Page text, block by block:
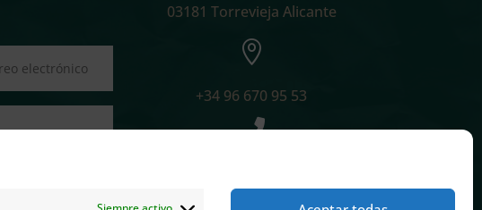
03181 Torrevieja Alicante

+34 96 670 95 53
